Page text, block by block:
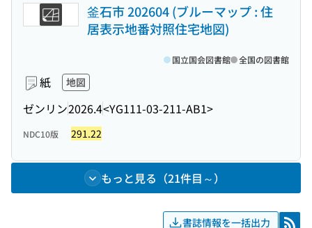
釜石市 202604 (ブルーマップ : 住
居表示地番対照住宅地図)
紙 地図
ゼンリン2026.4<YG111-03-211-AB1>
国立国会図書館 全国の図書館
NDC10版 291.22
もっと見る（21件目～）
書誌情報を一括出力